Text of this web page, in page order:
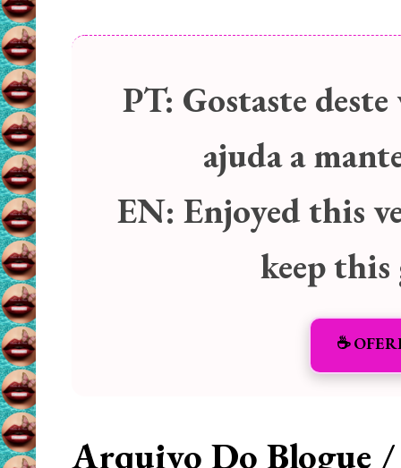
PT: Gostaste
ajuda a
EN: Enjoyed this
keep
☕️
Arquivo Do Blogue